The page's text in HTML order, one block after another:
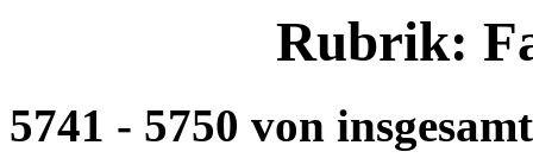
Rubrik:
5741 - 5750 von